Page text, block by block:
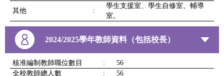
其他 :
學生支援室、學生自修室、輔導
室。
2024/2025學年教師資料（包括校長）
核准編制教師職位數目 :
56
全校教師總人數
: 56